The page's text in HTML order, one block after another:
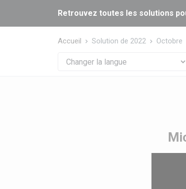
Retrouvez toutes les solutions
Accueil Solution de 2022 Octobre